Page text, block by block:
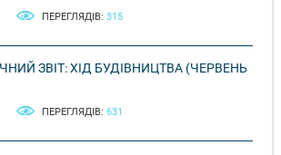
ПЕРЕГЛЯДІВ: 315
ЗВІТ: ХІД БУДІВНИЦТВА (ЧЕРВЕНЬ
ПЕРЕГЛЯДІВ: 631